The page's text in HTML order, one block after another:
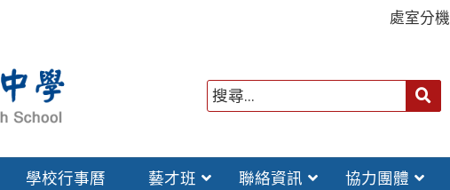
處室分機
學校行事曆 藝才班 聯絡資訊 協力團體